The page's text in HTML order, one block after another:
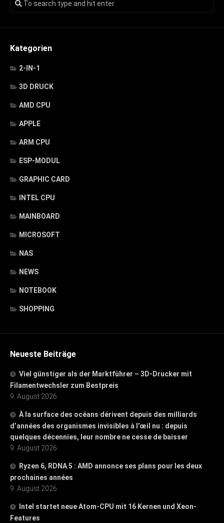
Kategorien
2-IN-1
3D DRUCK
AMD CPU
APPLE
ARM CPU
ESP-MODUL
GRAPHIC CARD
INTEL CPU
MAINBOARD
MICROSOFT
NAS
NEWS
NOTEBOOK
SHOPPING
Neueste Beiträge
Viel günstiger als der Marktführer – 3D-Drucker mit
Filamentwechsler zum Bestpreis
9. August 2026
À la surface des océans dérivent depuis des milliards
d’années des organismes invisibles à l’œil nu : depuis
quelques décennies, leur nombre ne cesse de baisser
9. August 2026
Ryzen 6, RDNA 5 : AMD annonce ses plans pour les deux
prochaines années
9. August 2026
Intel startet neue Atom-CPU mit 16 Kernen und Xeon-
Features